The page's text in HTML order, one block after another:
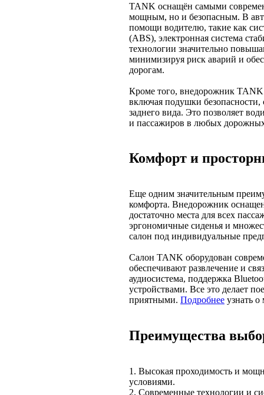
TANK оснащён самыми
мощным, но и безопасным. В
помощи водителю, такие как
(ABS), электронная система
технологии значительно
минимизируя риск аварий и
дорогам.
Кроме того, внедорожник
включая подушки
заднего вида. Это позволяет
и пассажиров в любых
Комфорт и
Еще одним значительным
комфорта. Внедорожник
достаточно места для всех
эргономичные сиденья и
салон под индивидуальные
Салон TANK оборудован
обеспечивают развлечение и
аудиосистема, поддержка
устройствами. Все это делает
приятными. Подробнее узнать
Преимущества
1. Высокая проходимость и
условиями.
2. Современные технологии и